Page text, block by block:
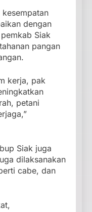
dengan
Siak
pangan
kerja, pak
petani
Siak juga
dilaksanakan
cabe, dan